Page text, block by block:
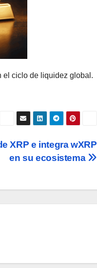
el ciclo de liquidez global.
XRP e integra wXRP
en su ecosistema